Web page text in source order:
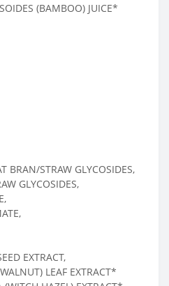
(BAMBOO) JUICE*
BRAN/STRAW GLYCOSIDES,
GLYCOSIDES,
EXTRACT,
LEAF EXTRACT*